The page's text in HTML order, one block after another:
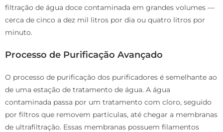
filtração de água doce contaminada em grandes volumes —
cerca de cinco a dez mil litros por dia ou quatro litros por
minuto.
Processo de Purificação Avançado
O processo de purificação dos purificadores é semelhante ao
de uma estação de tratamento de água. A água
contaminada passa por um tratamento com cloro, seguido
por filtros que removem partículas, até chegar a membranas
de ultrafiltração. Essas membranas possuem filamentos